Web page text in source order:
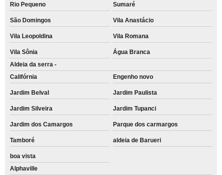
Rio Pequeno Sumaré
São Domingos Vila Anastácio
Vila Leopoldina Vila Romana
Vila Sônia
Água Branca
Aldeia da serra -
Califórnia
Engenho novo
Jardim Belval Jardim Paulista
Jardim Silveira Jardim Tupanci
Jardim dos Camargos Parque dos carmargos
Tamboré aldeia de Barueri
boa vista
Alphaville